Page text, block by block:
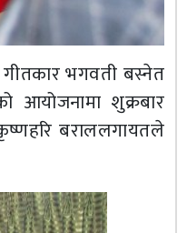
भगवती बस्नेत
आयोजनामा शुक्रबार
बराललगायतले